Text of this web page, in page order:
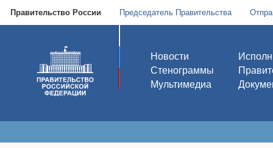
Правительство России Председатель Правительства
Новости
Стенограммы
Мультимедиа